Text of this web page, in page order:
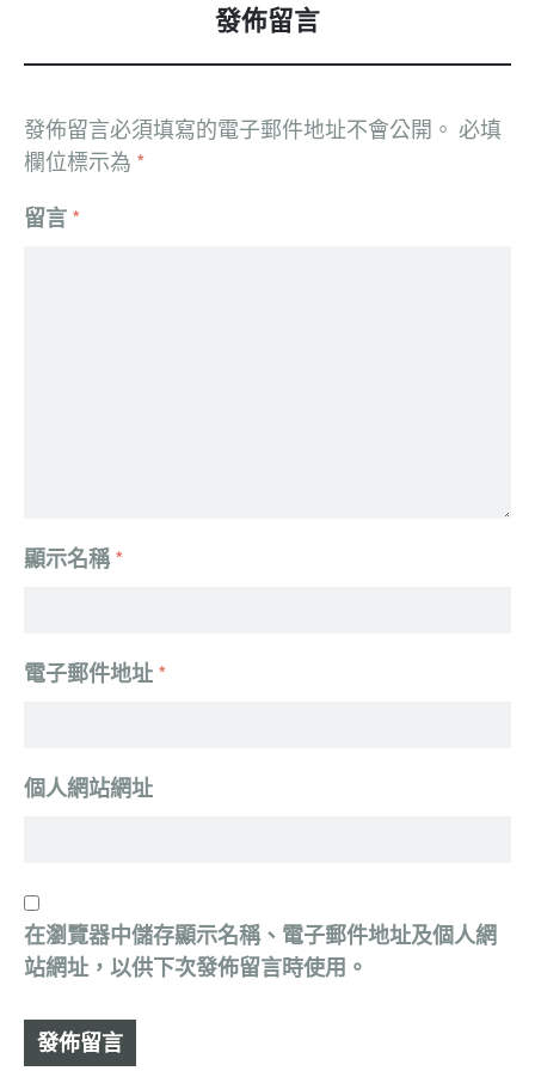
發佈留言
發佈留言必須填寫的電子郵件地址不會公開。 必填
欄位標示為 *
留言 *
顯示名稱*
電子郵件地址 *
個人網站網址
在瀏覽器中儲存顯示名稱、電子郵件地址及個人網
站網址，以供下次發佈留言時使用。